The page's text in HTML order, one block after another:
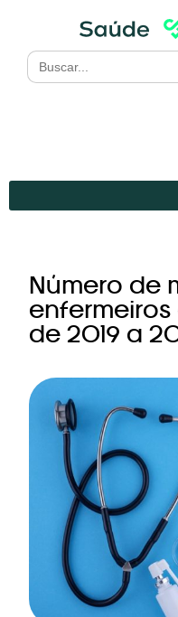
Search
for:
Número de
enfermeiros
de 2019 a